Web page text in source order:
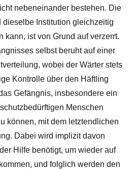
nebeneinander bestehen. Die
dieselbe Institution gleichzeitig
kann, ist von Grund auf verzerrt.
selbst beruht auf einer
wobei der Wärter stets
Kontrolle über den Häftling
Gefängnis, insbesondere ein
Menschen
können, mit dem letztendlichen
Dabei wird implizit davon
Hilfe benötigt, um wieder auf
und folglich werden den